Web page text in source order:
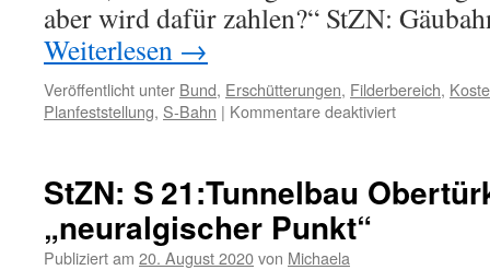
aber wird dafür zahlen?“ StZN:
Weiterlesen →
Veröffentlicht unter Bund, Erschütterungen, Filderbereich,
Planfeststellung, S-Bahn | Kommentare deaktiviert
StZN: S 21:Tunnelbau
„neuralgischer Punkt“
Publiziert am 20. August 2020von Michaela